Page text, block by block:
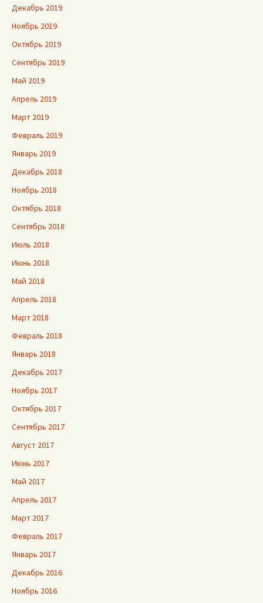
Декабрь 2019
Ноябрь 2019
Октябрь 2019
Сентябрь 2019
Май 2019
Апрель 2019
Март 2019
Февраль 2019
Январь 2019
Декабрь 2018
Ноябрь 2018
Октябрь 2018
Сентябрь 2018
Июль 2018
Июнь 2018
Май 2018
Апрель 2018
Март 2018
Февраль 2018
Январь 2018
Декабрь 2017
Ноябрь 2017
Октябрь 2017
Сентябрь 2017
Август 2017
Июнь 2017
Май 2017
Апрель 2017
Март 2017
Февраль 2017
Январь 2017
Декабрь 2016
Ноябрь 2016